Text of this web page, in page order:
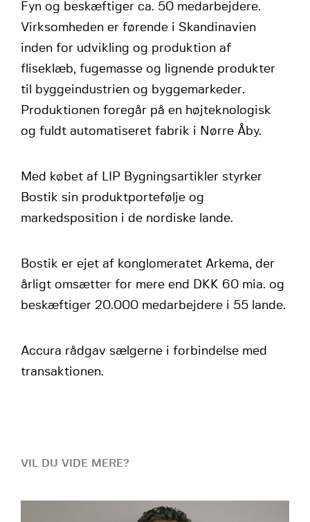
Fyn og beskæftiger ca. 50 medarbejdere.
Virksomheden er førende i Skandinavien
inden for udvikling og produktion af
fliseklæb, fugemasse og lignende produkter
til byggeindustrien og byggemarkeder.
Produktionen foregår på en højteknologisk
og fuldt automatiseret fabrik i Nørre Åby.
Med købet af LIP Bygningsartikler styrker
Bostik sin produktportefølje og
markedsposition i de nordiske lande.
Bostik er ejet af konglomeratet Arkema, der
årligt omsætter for mere end DKK 60 mia. og
beskæftiger 20.000 medarbejdere i 55 lande.
Accura rådgav sælgerne i forbindelse med
transaktionen.
VIL DU VIDE MERE?